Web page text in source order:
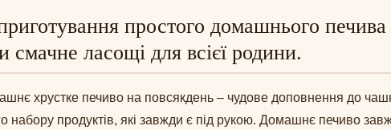
простого домашнього печива
смачне ласощі для всієї родини.
хрустке печиво на повсякдень – чудове доповнення до
набору продуктів, які завжди є під рукою. Домашнє печиво